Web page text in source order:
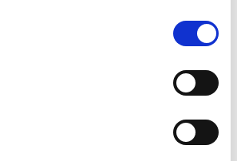
επιλέξετε από τα παρακάτω με την
΄΄και να ενημερωθείτε σχετικά με